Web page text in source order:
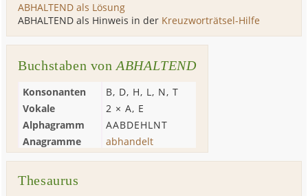
ABHALTEND als Lösung
ABHALTEND als Hinweis in der Kreuzworträtsel-Hilfe
Buchstaben vonABHALTEND
Konsonanten B, D, H, L, N,T
Vokale
2 ×A, E
Alphagramm
AABDEHLNT
Anagramme
abhandelt
Thesaurus